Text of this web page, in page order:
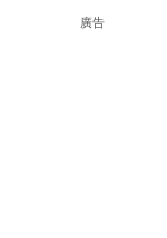
廣告